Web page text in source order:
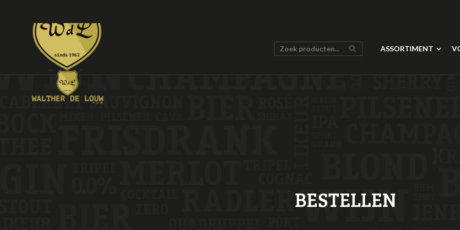
ASSORTIMENT
BESTELLEN